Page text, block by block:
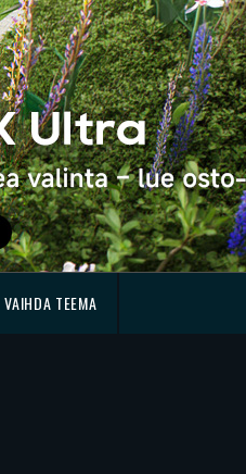
VAIHDA TEEMA